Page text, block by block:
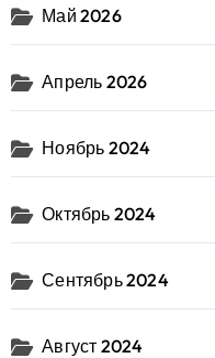
Май 2026
Апрель 2026
Ноябрь 2024
Октябрь 2024
Сентябрь 2024
Август 2024